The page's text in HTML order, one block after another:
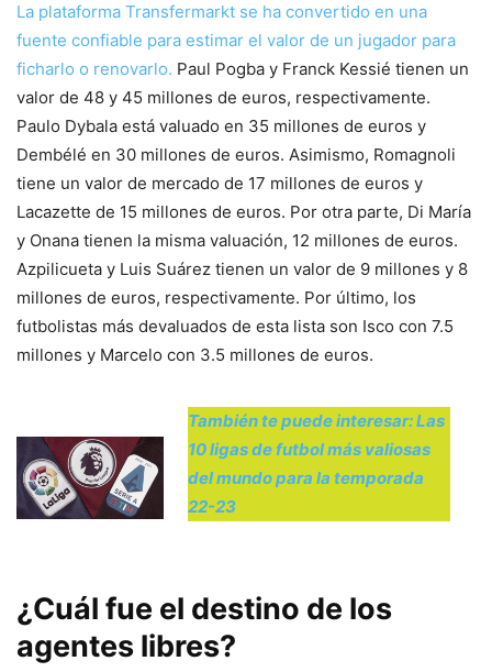
La plataforma Transfermarkt se ha convertido en una
fuente confiable para estimar el valor de un jugador para
ficharlo o renovarlo. Paul Pogba y Franck Kessié tienen un
valor de 48 y 45 millones de euros, respectivamente.
Paulo Dybala está valuado en 35 millones de euros y
Dembélé en 30 millones de euros. Asimismo, Romagnoli
tiene un valor de mercado de 17 millones de euros y
Lacazette de 15 millones de euros. Por otra parte, Di María
y Onana tienen la misma valuación, 12 millones de euros.
Azpilicueta y Luis Suárez tienen un valor de 9 millones y 8
millones de euros, respectivamente. Por último, los
futbolistas más devaluados de esta lista son Isco con 7.5
millones y Marcelo con 3.5 millones de euros.
También te puede interesar: Las
10 ligas de futbol más valiosas
del mundo para la temporada
22-23
¿Cuál fue el destino de los
agentes libres?